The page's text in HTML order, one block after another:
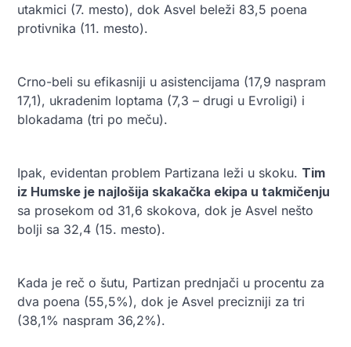
utakmici (7. mesto), dok Asvel beleži 83,5 poena
protivnika (11. mesto).
Crno-beli su efikasniji u asistencijama (17,9 naspram
17,1), ukradenim loptama (7,3 – drugi u Evroligi) i
blokadama (tri po meču).
Ipak, evidentan problem Partizana leži u skoku. Tim
iz Humske je najlošija skakačka ekipa u takmičenju
sa prosekom od 31,6 skokova, dok je Asvel nešto
bolji sa 32,4 (15. mesto).
Kada je reč o šutu, Partizan prednjači u procentu za
dva poena (55,5%), dok je Asvel precizniji za tri
(38,1% naspram 36,2%).